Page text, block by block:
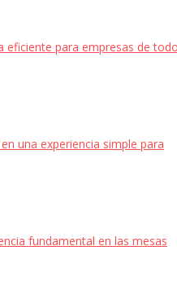
eficiente para empresas de
una experiencia simple para
fundamental en las mesas